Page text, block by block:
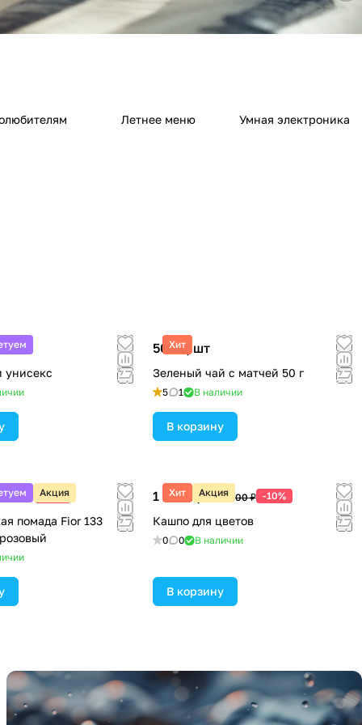
Летнее меню Умная электроника
унисекс
Хит
500 ₽/шт
Зеленый чай с матчей 50 г
5 1 В наличии
В корзину
Акция
612 ₽ -10%
помада Fior 133
Хит Акция
1 800 ₽/шт2 000 ₽ -10%
Кашпо для цветов
0 0 В наличии
В корзину